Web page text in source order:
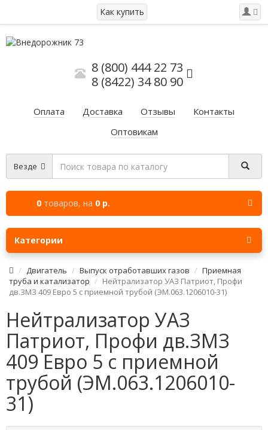
Как купить
8 (800) 444 22 73
8 (8422) 34 80 90
Оплата Доставка Отзывы
Контакты
Оптовикам
Везде
0 товаров, на 0 р.
Категории
Двигатель Выпуск отработавших газов
Приемная
труба и катализатор
Нейтрализатор УАЗ Патриот, Профи
дв.ЗМЗ 409 Евро 5 с приемной трубой (ЭМ.063.1206010-31)
Нейтрализатор УАЗ
Патриот, Профи дв.ЗМЗ
409 Евро 5 с приемной
трубой (ЭМ.063.1206010-
31)